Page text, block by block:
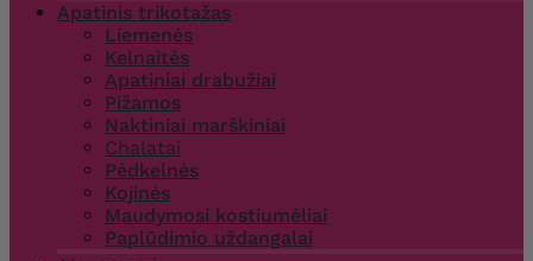
Apatinis trikotažas
Liemenės
Kelnaitės
Apatiniai drabužiai
Pižamos
Naktiniai marškiniai
Chalatai
Pėdkelnės
Kojinės
Maudymosi kostiumėliai
Paplūdimio uždangalai